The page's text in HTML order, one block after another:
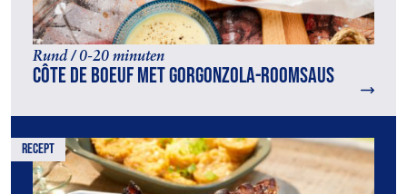
Rund / 0-20 minuten
Côte de boeuf met gorgonzola-roomsaus
recept